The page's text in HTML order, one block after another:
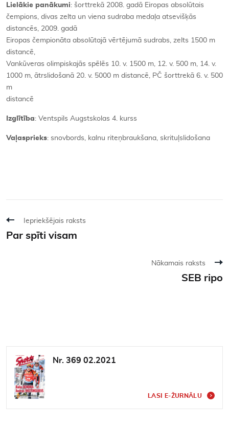
Lielākie panākumi: šorttrekā 2008. gadā Eiropas absolūtais
čempions, divas zelta un viena sudraba medaļa atsevišķās
distancēs, 2009. gadā
Eiropas čempionāta absolūtajā vērtējumā sudrabs, zelts 1500 m
distancē,
Vankūveras olimpiskajās spēlēs 10. v. 1500 m, 12. v. 500 m, 14. v.
1000 m, ātrslidošanā 20. v. 5000 m distancē, PČ šorttrekā 6. v. 500
m
distancē
Izglītība: Ventspils Augstskolas 4. kurss
Vaļasprieks: snovbords, kalnu riteņbraukšana, skrituļslidošana
Iepriekšējais raksts
Par spīti visam
Nākamais raksts
SEB ripo
Nr. 369 02.2021
LASI E-ŽURNĀLU